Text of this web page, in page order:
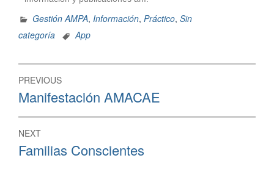
Gestión AMPA, Información, Práctico, Sin
categoría
App
PREVIOUS
Manifestación AMACAE
NEXT
Familias Conscientes